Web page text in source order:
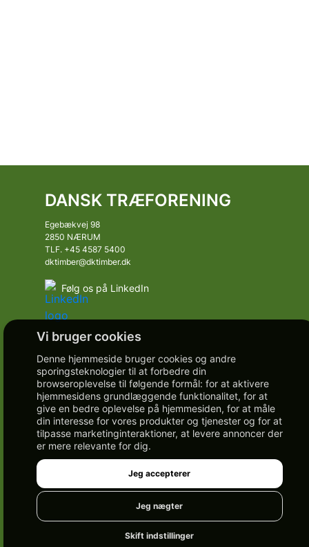
Denne hjemmeside bruger cookies og andre
sporingsteknologier til at forbedre din
browseroplevelse til følgende formål: for at aktivere
hjemmesidens grundlæggende funktionalitet, for at
give en bedre oplevelse på hjemmesiden, for at måle
din interesse for vores produkter og tjenester og for at
tilpasse marketinginteraktioner, at levere annoncer der
er mere relevante for dig.
Jeg accepterer
Jeg nægter
Skift indstillinger
DANSK TRÆFORENING
Egebækvej 98
2850 NÆRUM
TLF. +45 4587 5400
dktimber@dktimber.dk
Følg os på LinkedIn